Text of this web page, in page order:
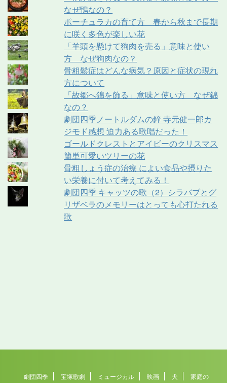
なぜ鴨なの？
ポーチュラカの育て方 春から秋まで長期
に咲く多色が楽しい花
「羊頭を懸けて狗肉を売る」意味と使い
方 なぜ狗肉なの？
骨粗鬆症はどんな病気？原因と症状の現れ
方について
「故郷へ錦を飾る」意味と使い方 なぜ錦
なの？
劇団四季ノートルダムの鐘 寺元健一郎カ
ジモド感想 迫力ある歌唱だった！
ゴールドクレストとアイビーのクリスマス
簡単可愛いツリーの花
骨粗しょう症の治療 によい食品や摂りた
い栄養に付いて考えてみる！
劇団四季 キャッツの歌（2）シラバブとグ
リザベラのメモリーはとっても心打たれる
歌
劇団四季 宝塚歌劇 ミュージカル 映画 犬
家庭の